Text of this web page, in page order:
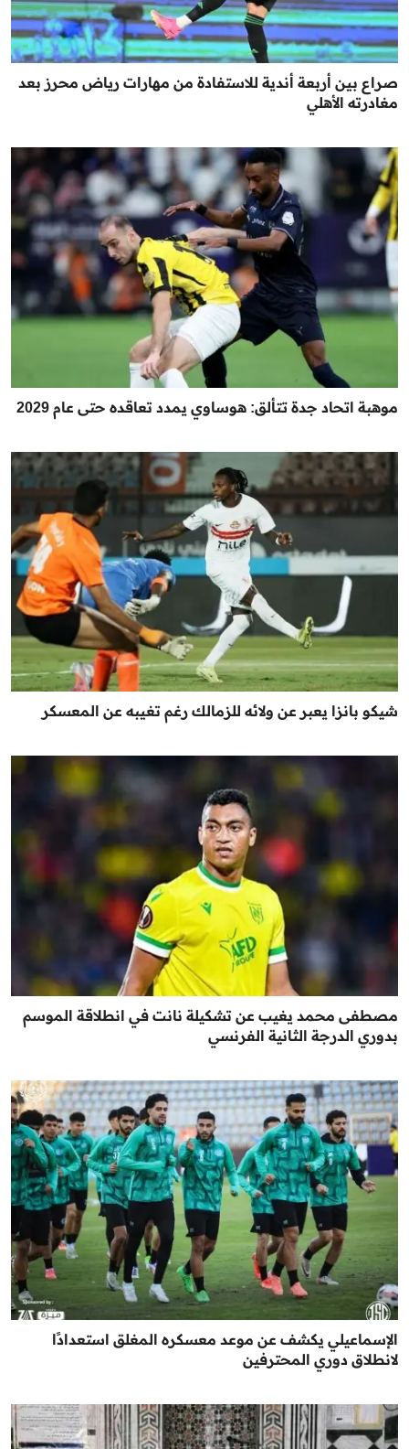
صراع بين أربعة أندية للاستفادة من مهارات رياض محرز بعد
مغادرته الأهلي
موهبة اتحاد جدة تتألق: هوساوي يمدد تعاقده حتى عام 2029
شيكو بانزا يعبر عن ولائه للزمالك رغم تغيبه عن المعسكر
مصطفى محمد يغيب عن تشكيلة نانت في انطلاقة الموسم
بدوري الدرجة الثانية الفرنسي
الإسماعيلي يكشف عن موعد معسكره المغلق استعدادًا
لانطلاق دوري المحترفين